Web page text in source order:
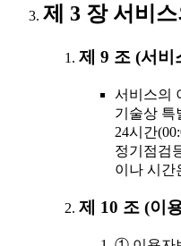
제 3 장 서비
제 9 조 (서비
서비스의
기술상 특
24시간
정기점검
이나 시간
제 10 조 (이